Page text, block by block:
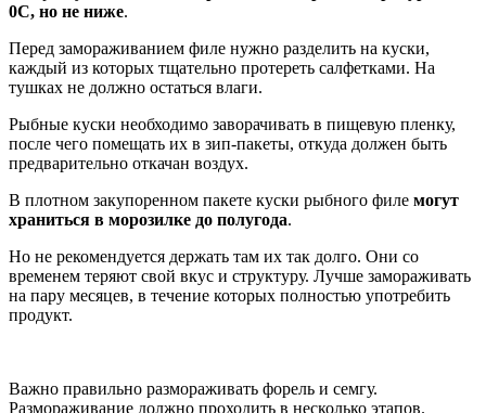
0C, но не ниже.
Перед замораживанием филе нужно разделить на куски,
каждый из которых тщательно протереть салфетками. На
тушках не должно остаться влаги.
Рыбные куски необходимо заворачивать в пищевую пленку,
после чего помещать их в зип-пакеты, откуда должен быть
предварительно откачан воздух.
В плотном закупоренном пакете куски рыбного филе могут
храниться в морозилке до полугода.
Но не рекомендуется держать там их так долго. Они со
временем теряют свой вкус и структуру. Лучше замораживать
на пару месяцев, в течение которых полностью употребить
продукт.
Важно правильно размораживать форель и семгу.
Размораживание должно проходить в несколько этапов.